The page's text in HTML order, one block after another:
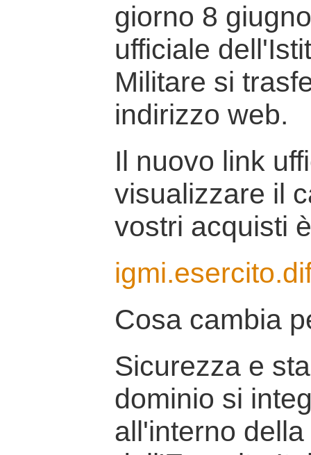
giorno 8
ufficiale
Militare si
indirizzo web.
Il nuovo link
visualizzare il
vostri acquisti
Cosa cambia
Sicurezza e
dominio si
all'interno